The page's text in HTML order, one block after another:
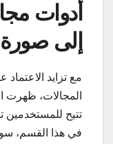
أدوات
إلى صورة
مع تزايد
المجالات، ظهرت
تتيح
في هذا القسم،